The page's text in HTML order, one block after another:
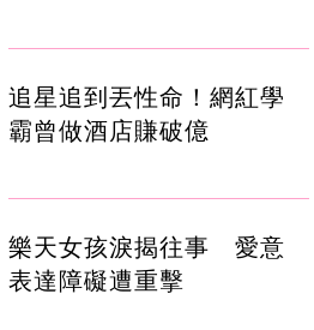
追星追到丟性命！網紅學
霸曾做酒店賺破億
樂天女孩淚揭往事 愛意
表達障礙遭重擊